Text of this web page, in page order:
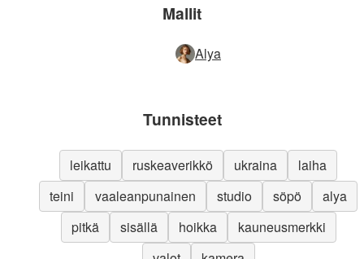
Mallit
Alya
Tunnisteet
leikattu ruskeaverikkö ukraina
laiha
teini
vaaleanpunainen studio söpö
alya
pitkä
sisällä hoikka
kauneusmerkki